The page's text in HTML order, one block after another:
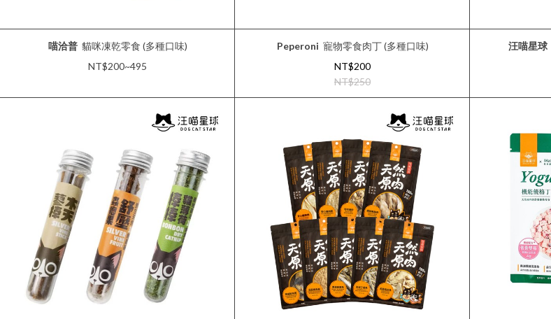
喵洽普 貓咪凍乾零食 (多種口味)
NT$200~495
Peperoni 寵物零食肉丁 (多種口味)
NT$200
NT$250
汪喵星球